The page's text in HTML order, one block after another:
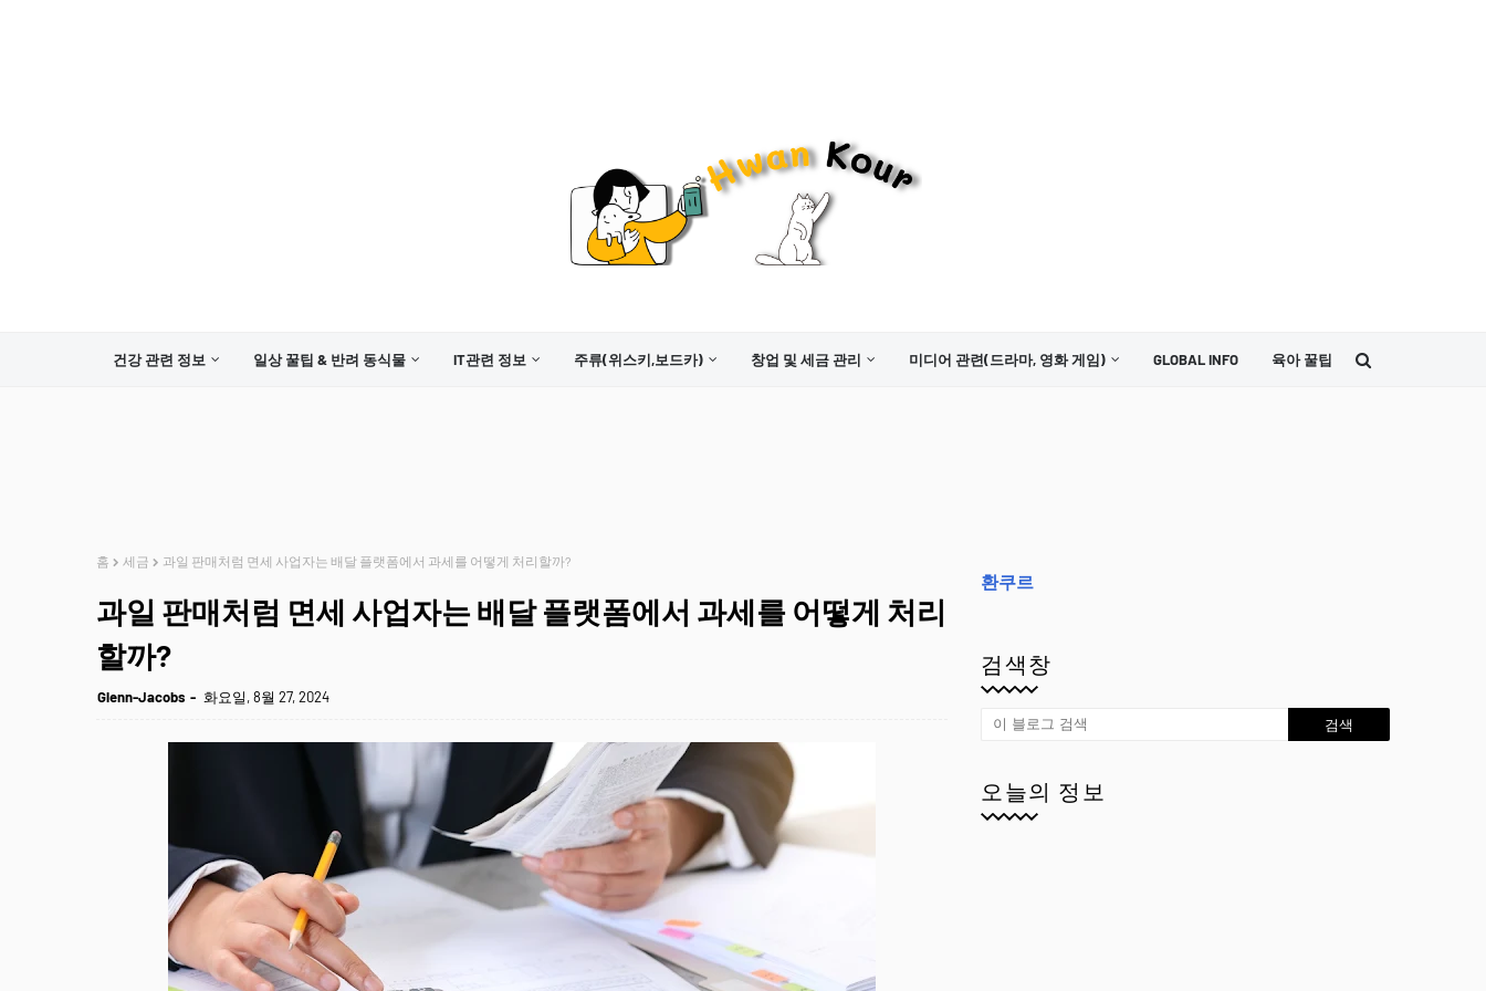
건강 관련 정보 일상 꿀팁 & 반려 동식물 IT관련 정보 주류(위스키,보드카) 창업 및 세금 관리 미디어 관련(드라마, 영화 게임) GLOBAL INFO 육아 꿀팁
홈 세금 과일 판매처럼 면세 사업자는 배달 플랫폼에서 과세를 어떻게 처리할까?
과일 판매처럼 면세 사업자는 배달 플랫폼에서 과세를 어떻게 처리
할까?
Glenn-Jacobs 화요일, 8월 27, 2024
환쿠르
검색창
오늘의 정보